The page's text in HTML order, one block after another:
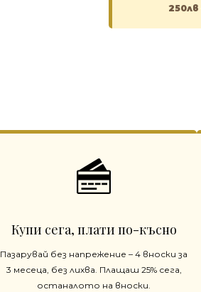
250лв
Купи сега, плати по-късно
Пазарувай без напрежение – 4 вноски за
3 месеца, без лихва. Плащаш 25% сега,
останалото на вноски.